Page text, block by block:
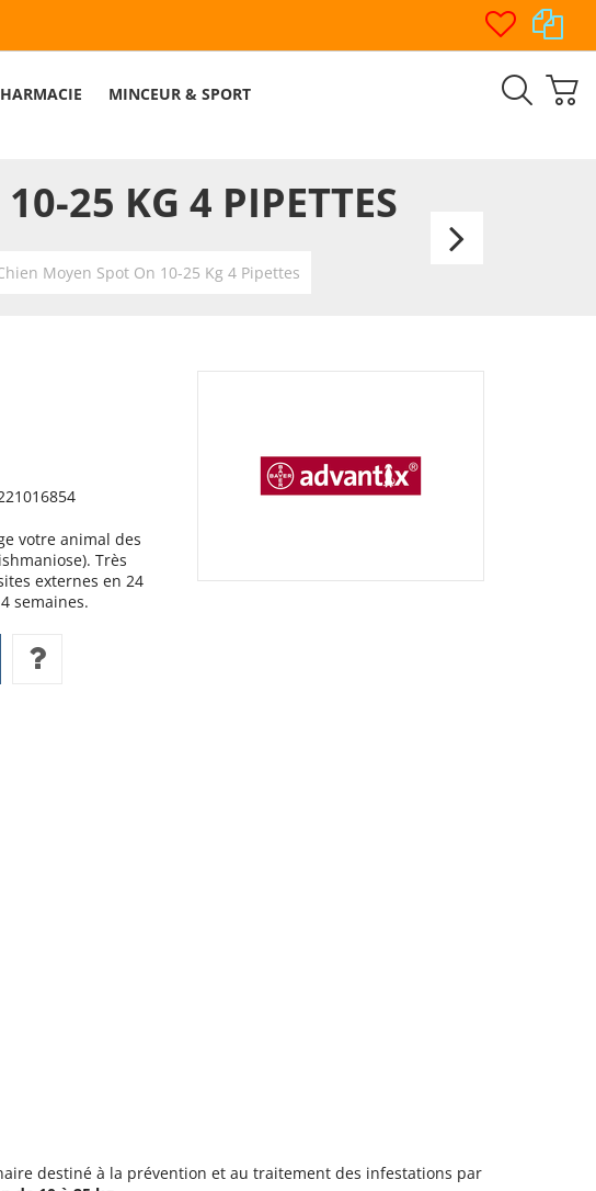
MINCEUR & SPORT
25 KG 4 PIPETTES
Moyen Spot On 10-25 Kg 4 Pipettes
Spot
Kg
votre animal des
Très
externes en 24
semaines.
destiné à la prévention et au traitement des infestations par